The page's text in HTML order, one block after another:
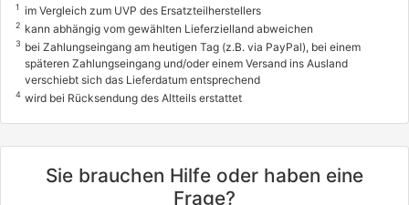
1 im Vergleich zum UVP des Ersatzteilherstellers
2 kann abhängig vom gewählten Lieferzielland abweichen
3 bei Zahlungseingang am heutigen Tag (z.B. via PayPal), bei einem
späteren Zahlungseingang und/oder einem Versand ins Ausland
verschiebt sich das Lieferdatum entsprechend
4 wird bei Rücksendung des Altteils erstattet
Sie brauchen Hilfe oder haben eine
Frage?